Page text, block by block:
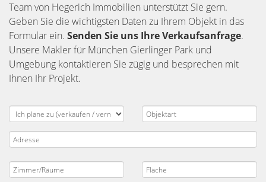
Team von Hegerich Immobilien unterstützt Sie gern.
Geben Sie die wichtigsten Daten zu Ihrem Objekt in das
Formular ein. Senden Sie uns Ihre Verkaufsanfrage.
Unsere Makler für München Gierlinger Park und
Umgebung kontaktieren Sie zügig und besprechen mit
Ihnen Ihr Projekt.